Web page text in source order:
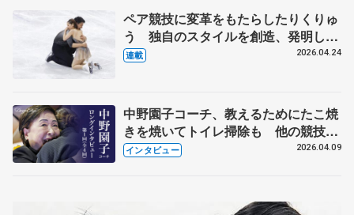
ペア競技に変革をもたらしたりくりゅ
う 独自のスタイルを創造、発明した
【引退発表後②】
連載 2026.04.24
中野園子コーチ、教えるためにたこ焼
きを焼いてトイレ掃除も 他の競技に
も通用するという坂本花織の筋肉
インタビュー 2026.04.09